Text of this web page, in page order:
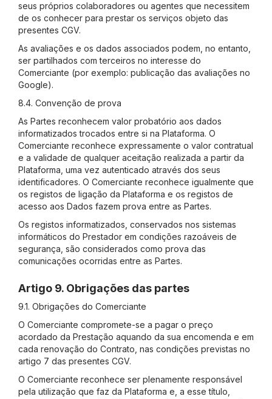
seus próprios colaboradores ou agentes que necessitem
de os conhecer para prestar os serviços objeto das
presentes CGV.
As avaliações e os dados associados podem, no entanto,
ser partilhados com terceiros no interesse do
Comerciante (por exemplo: publicação das avaliações no
Google).
8.4. Convenção de prova
As Partes reconhecem valor probatório aos dados
informatizados trocados entre si na Plataforma. O
Comerciante reconhece expressamente o valor contratual
e a validade de qualquer aceitação realizada a partir da
Plataforma, uma vez autenticado através dos seus
identificadores. O Comerciante reconhece igualmente que
os registos de ligação da Plataforma e os registos de
acesso aos Dados fazem prova entre as Partes.
Os registos informatizados, conservados nos sistemas
informáticos do Prestador em condições razoáveis de
segurança, são considerados como prova das
comunicações ocorridas entre as Partes.
Artigo 9. Obrigações das partes
9.1. Obrigações do Comerciante
O Comerciante compromete-se a pagar o preço
acordado da Prestação aquando da sua encomenda e em
cada renovação do Contrato, nas condições previstas no
artigo 7 das presentes CGV.
O Comerciante reconhece ser plenamente responsável
pela utilização que faz da Plataforma e, a esse título,